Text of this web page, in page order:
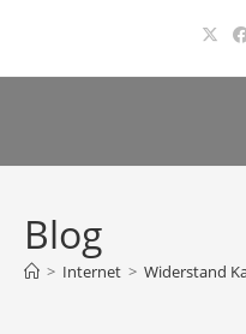
springen
Blog
> Internet > Widerstand